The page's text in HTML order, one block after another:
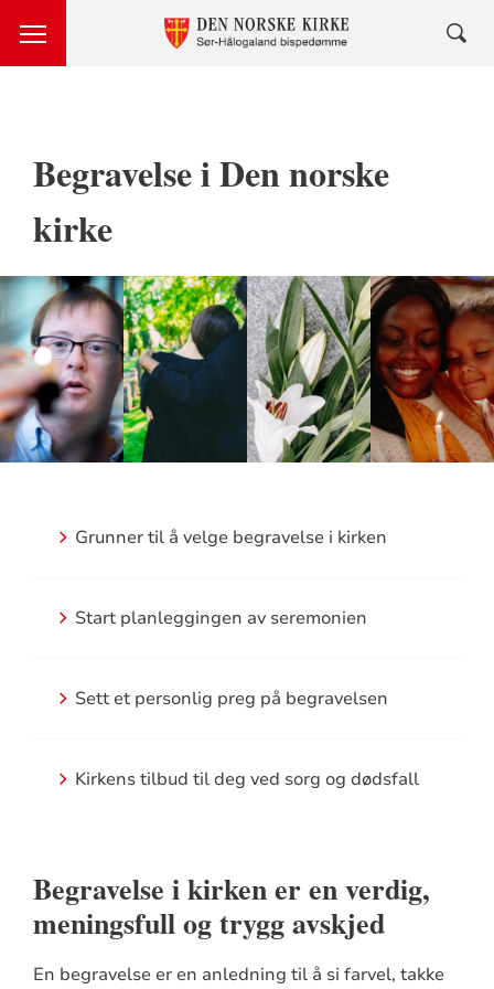
Begravelse i Den norske
kirke
Grunner til å velge begravelse i kirken
Start planleggingen av seremonien
Sett et personlig preg på begravelsen
Kirkens tilbud til deg ved sorg og dødsfall
Begravelse i kirken er en verdig,
meningsfull og trygg avskjed
En begravelse er en anledning til å si farvel, takke